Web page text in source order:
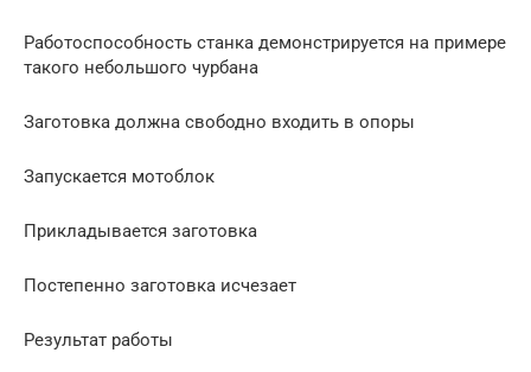
Работоспособность станка демонстрируется на примере
такого небольшого чурбана
Заготовка должна свободно входить в опоры
Запускается мотоблок
Прикладывается заготовка
Постепенно заготовка исчезает
Результат работы